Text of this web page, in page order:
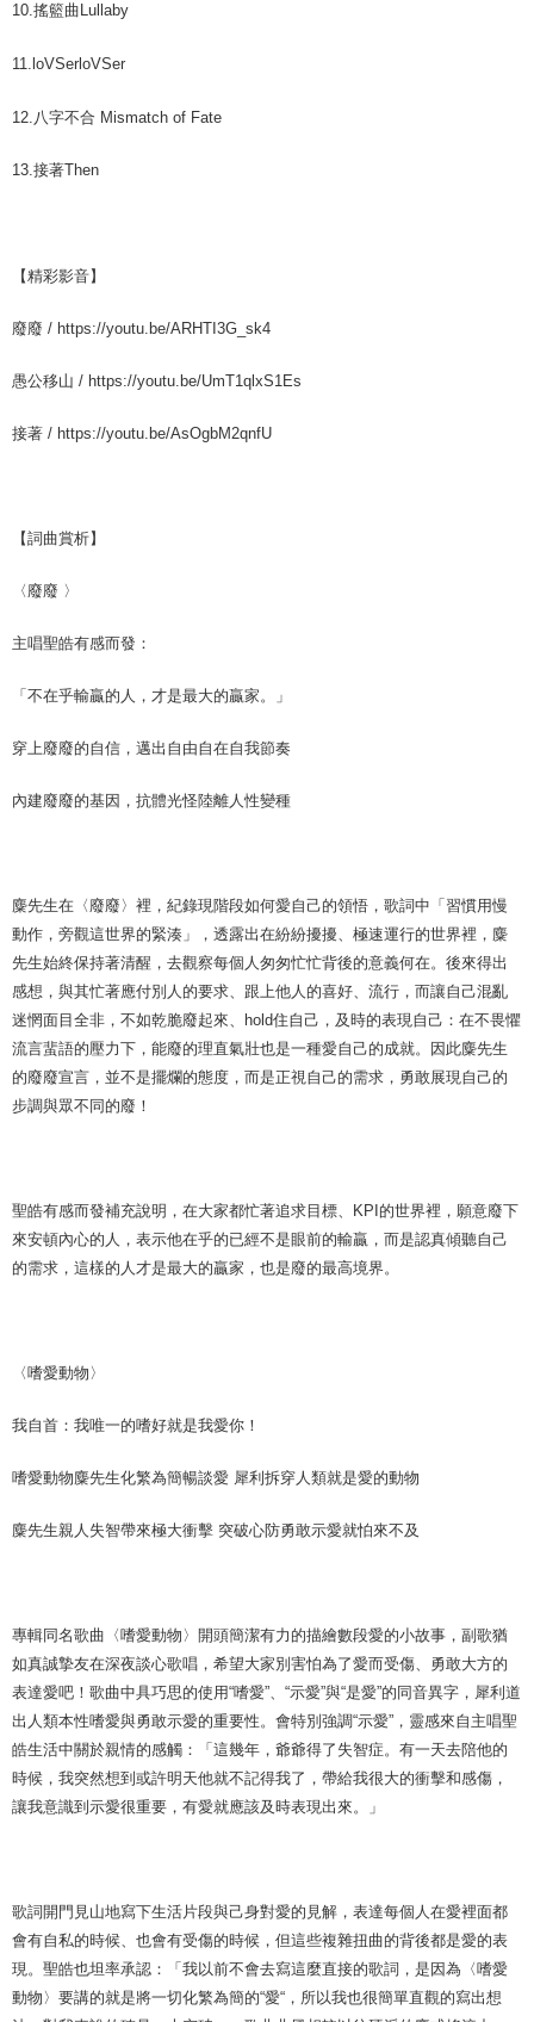
10.搖籃曲 Lullaby
11. loVSer loVSer
12. 八字不合 Mismatch of Fate
13.接著Then
【精彩影音】
廢廢 / https://youtu.be/ARHTI3G_sk4
愚公移山 / https://youtu.be/UmT1qlxS1Es
接著 / https://youtu.be/AsOgbM2qnfU
【詞曲賞析】
〈廢廢 〉
主唱聖皓有感而發：
「不在乎輸贏的人，才是最大的贏家。」
穿上廢廢的自信，邁出自由自在自我節奏
內建廢廢的基因，抗體光怪陸離人性變種
麋先生在〈廢廢〉裡，紀錄現階段如何愛自己的領悟，歌詞中「習慣用慢
動作，旁觀這世界的緊湊」，透露出在紛紛擾擾、極速運行的世界裡，麋
先生始終保持著清醒，去觀察每個人匆匆忙忙背後的意義何在。後來得出
感想，與其忙著應付別人的要求、跟上他人的喜好、流行，而讓自己混亂
迷惘面目全非，不如乾脆廢起來、hold住自己，及時的表現自己：在不畏懼
流言蜚語的壓力下，能廢的理直氣壯也是一種愛自己的成就。因此麋先生
的廢廢宣言，並不是擺爛的態度，而是正視自己的需求，勇敢展現自己的
步調與眾不同的廢！
聖皓有感而發補充說明，在大家都忙著追求目標、KPI的世界裡，願意廢下
來安頓內心的人，表示他在乎的已經不是眼前的輸贏，而是認真傾聽自己
的需求，這樣的人才是最大的贏家，也是廢的最高境界。
〈嗜愛動物〉
我自首：我唯一的嗜好就是我愛你！
嗜愛動物麋先生化繁為簡暢談愛 犀利拆穿人類就是愛的動物
麋先生親人失智帶來極大衝擊 突破心防勇敢示愛就怕來不及
專輯同名歌曲〈嗜愛動物〉開頭簡潔有力的描繪數段愛的小故事，副歌猶
如真誠摯友在深夜談心歌唱，希望大家別害怕為了愛而受傷、勇敢大方的
表達愛吧！歌曲中具巧思的使用“嗜愛”、“示愛”與“是愛”的同音異字，犀利道
出人類本性嗜愛與勇敢示愛的重要性。會特別強調“示愛”，靈感來自主唱聖
皓生活中關於親情的感觸：「這幾年，爺爺得了失智症。有一天去陪他的
時候，我突然想到或許明天他就不記得我了，帶給我很大的衝擊和感傷，
讓我意識到示愛很重要，有愛就應該及時表現出來。」
歌詞開門見山地寫下生活片段與己身對愛的見解，表達每個人在愛裡面都
會有自私的時候、也會有受傷的時候，但這些複雜扭曲的背後都是愛的表
現。聖皓也坦率承認：「我以前不會去寫這麼直接的歌詞，是因為〈嗜愛
動物〉要講的就是將一切化繁為簡的“愛“，所以我也很簡單直觀的寫出想